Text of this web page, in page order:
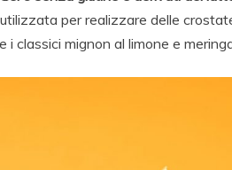
utilizzata per realizzare delle
classici mignon al limone e